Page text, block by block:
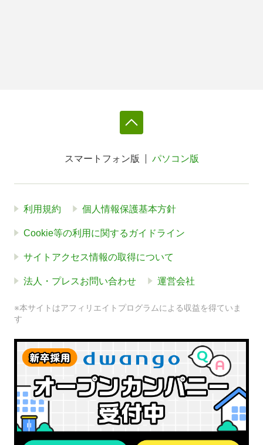
スマートフォン版 パソコン版
利用規約 個人情報保護基本方針
Cookie等の利用に関するガイドライン
サイトアクセス情報の取得について
法人・プレスお問い合わせ 運営会社
※本サイトはアフィリエイトプログラムによる収益を得ていま
す